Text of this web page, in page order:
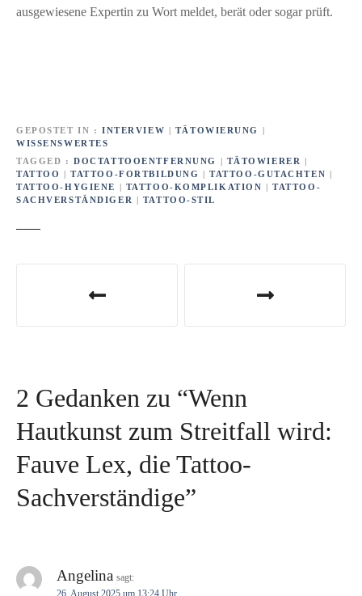
ausgewiesene Expertin zu Wort meldet, berät oder sogar prüft.
GEPOSTET IN INTERVIEW TÄTOWIERUNG
WISSENSWERTES
TAGGED
DOCTATTOOENTFERNUNG | TÄTOWIERER
|
TATTOO
|TATTOO-FORTBILDUNG |TATTOO-GUTACHTEN |
TATTOO-HYGIENE
| TATTOO-KOMPLIKATION |TATTOO-
SACHVERSTÄNDIGER
| TATTOO-STIL
r
a
g
s
a
2 Gedanken zu “Wenn
Hautkunst zum Streitfall wird:
Fauve Lex, die Tattoo-
Sachverständige”
Angelina sagt:
26. August 2025 um 13:24 Uhr